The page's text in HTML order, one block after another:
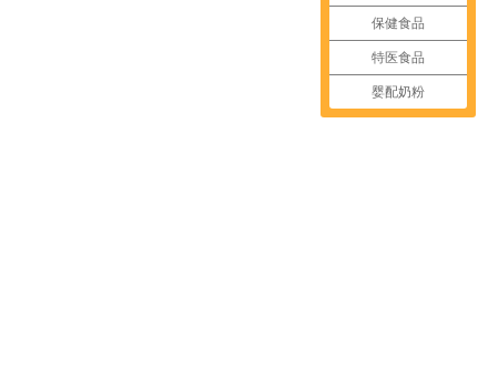
保健食品
特医食品
婴配奶粉